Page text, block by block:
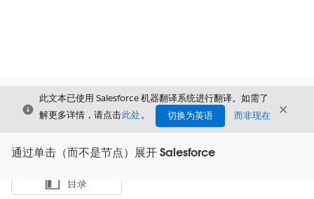
关闭
此文本已使用 Salesforce 机器翻译系统进行翻译。如需了
解更多详情，请点击此处。 切换为英语 而非现在 关闭
通过单击（而不是节点）展开 Salesforce
显示目录
目录